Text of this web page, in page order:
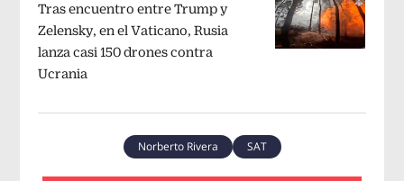
Tras encuentro entre Trump y
Zelensky, en el Vaticano, Rusia
lanza casi 150 drones contra
Ucrania
Norberto Rivera SAT